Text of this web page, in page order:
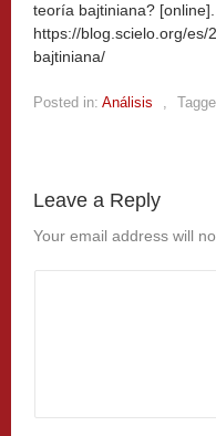
teoría bajtiniana? [online].
https://blog.scielo.org/
bajtiniana/
Posted in: Análisis ,
Leave a Reply
Your email address will